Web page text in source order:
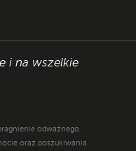
i na wszelkie
odważnego
oraz poszukiwania